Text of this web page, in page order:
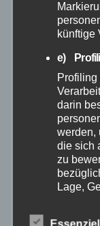
Juli 2025
Juni 2025
Mai 2025
April 2025
März 2025
künftige
e)
Profiling
darin
werden,
die sich
zu
Lage,